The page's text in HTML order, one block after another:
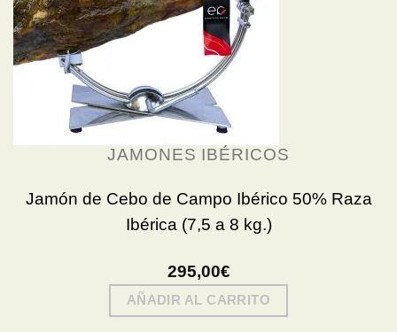
JAMONES IBÉRICOS
Jamón de Cebo de Campo Ibérico 50% Raza
Ibérica (7,5 a 8 kg.)
295,00€
AÑADIR AL CARRITO